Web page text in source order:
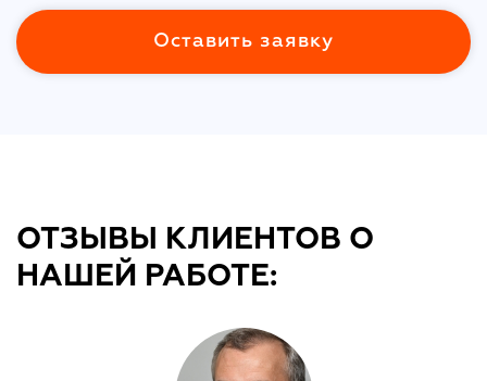
Оставить заявку
ОТЗЫВЫ КЛИЕНТОВ О
НАШЕЙ РАБОТЕ: